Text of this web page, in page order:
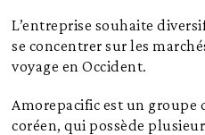
L’entreprise souhaite
se concentrer sur les
voyage en Occident.
Amorepacific est un groupe
coréen, qui possède